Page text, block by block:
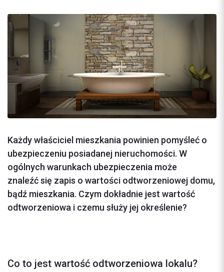
Każdy właściciel mieszkania powinien pomyśleć o
ubezpieczeniu posiadanej nieruchomości. W
ogólnych warunkach ubezpieczenia może
znaleźć się zapis o wartości odtworzeniowej domu,
bądź mieszkania. Czym dokładnie jest wartość
odtworzeniowa i czemu służy jej określenie?
Co to jest wartość odtworzeniowa lokalu?